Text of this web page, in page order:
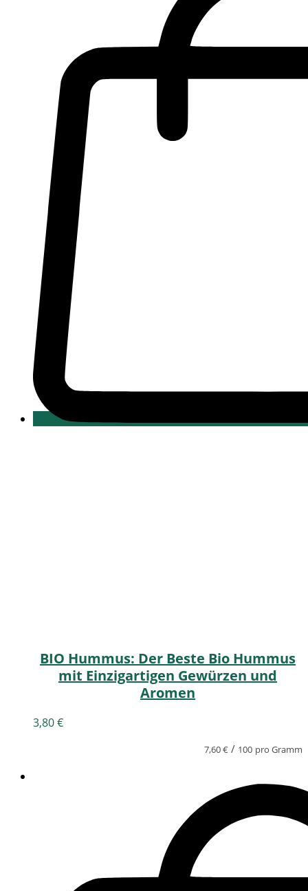
BIO Hummus: Der Beste Bio Hummus
mit Einzigartigen Gewürzen und
Aromen
3,80€
7,60€ / 100 pro Gramm